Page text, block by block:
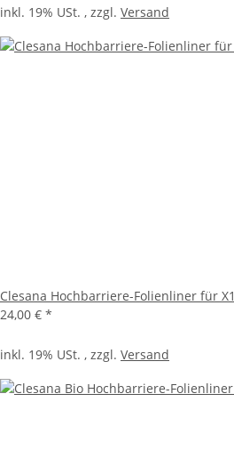
inkl. 19% USt. , zzgl. Versand
Clesana Hochbarriere-Folienliner für X1
24,00 € *
inkl. 19% USt. , zzgl. Versand